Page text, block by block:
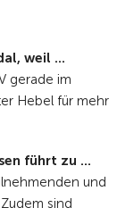
weil ...
gerade im
Hebel für mehr
führt zu ...
und
sind